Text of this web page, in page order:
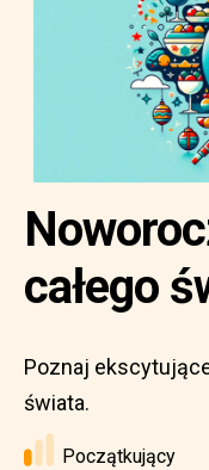
całego
Poznaj
świata.
Początkujący